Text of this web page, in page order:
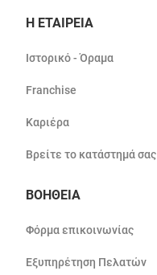
Η ΕΤΑΙΡΕΙΑ
Ιστορικό - Όραμα
Franchise
Καριέρα
Βρείτε το κατάστημά σας
ΒΟΗΘΕΙΑ
Φόρμα επικοινωνίας
Εξυπηρέτηση Πελατών